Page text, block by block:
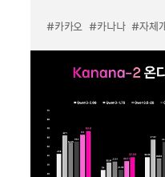
#카카오 #카나나 #자체